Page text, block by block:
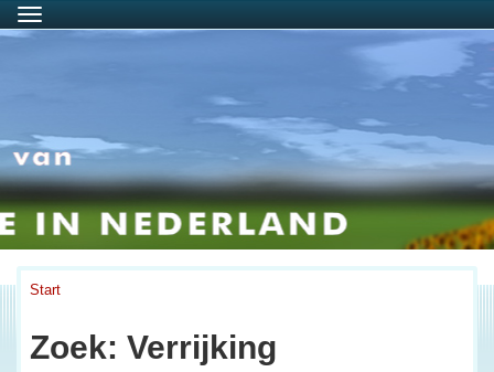
Menu
Start
Zoek: Verrijking